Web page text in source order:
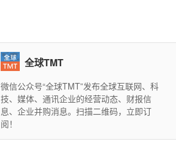
全球TMT
微信公众号“全球TMT”发布全球互联网、科
技、媒体、通讯企业的经营动态、财报信
息、企业并购消息。扫描二维码，立即订
阅！